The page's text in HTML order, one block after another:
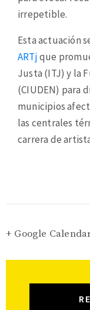
irrepetible.
Esta actuación
ARTjque
Justa (ITJ) y la
(CIUDEN) para
municipios
las centrales
carrera de
+ Google